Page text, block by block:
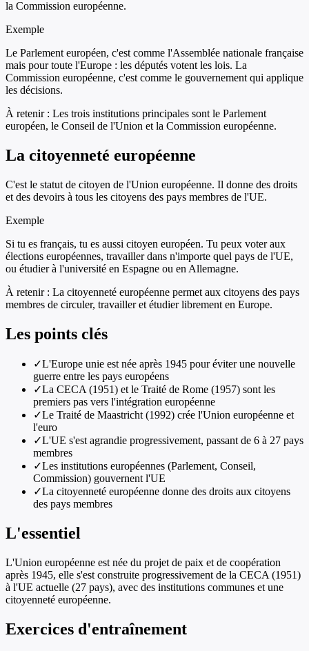
la Commission européenne.
Exemple
Le Parlement européen, c'est comme l'Assemblée nationale française
mais pour toute l'Europe : les députés votent les lois. La
Commission européenne, c'est comme le gouvernement qui applique
les décisions.
À retenir : Les trois institutions principales sont le Parlement
européen, le Conseil de l'Union et la Commission européenne.
La citoyenneté européenne
C'est le statut de citoyen de l'Union européenne. Il donne des droits
et des devoirs à tous les citoyens des pays membres de l'UE.
Exemple
Si tu es français, tu es aussi citoyen européen. Tu peux voter aux
élections européennes, travailler dans n'importe quel pays de l'UE,
ou étudier à l'université en Espagne ou en Allemagne.
À retenir : La citoyenneté européenne permet aux citoyens des pays
membres de circuler, travailler et étudier librement en Europe.
Les points clés
✓L'Europe unie est née après 1945 pour éviter une nouvelle
guerre entre les pays européens
✓La CECA (1951) et le Traité de Rome (1957) sont les
premiers pas vers l'intégration européenne
✓Le Traité de Maastricht (1992) crée l'Union européenne et
l'euro
✓L'UE s'est agrandie progressivement, passant de 6 à 27 pays
membres
✓Les institutions européennes (Parlement, Conseil,
Commission) gouvernent l'UE
✓La citoyenneté européenne donne des droits aux citoyens
des pays membres
L'essentiel
L'Union européenne est née du projet de paix et de coopération
après 1945, elle s'est construite progressivement de la CECA (1951)
à l'UE actuelle (27 pays), avec des institutions communes et une
citoyenneté européenne.
Exercices d'entraînement